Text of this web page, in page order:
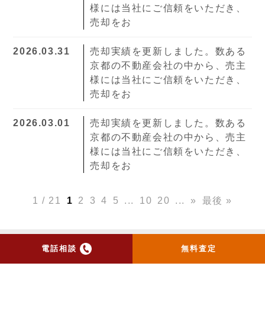
電話相談 無料査定
様には当社にご信頼をいただき、
売却をお
2026.03.31
売却実績を更新しました。数ある
京都の不動産会社の中から、売主
様には当社にご信頼をいただき、
売却をお
2026.03.01
売却実績を更新しました。数ある
京都の不動産会社の中から、売主
様には当社にご信頼をいただき、
売却をお
1 / 21 1 2 3 4 5 ... 10 20 ... » 最後 »